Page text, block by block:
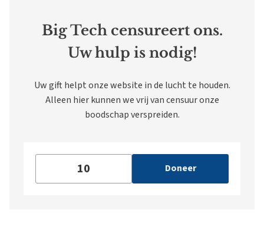
Big Tech censureert ons.
Uw hulp is nodig!
Uw gift helpt onze website in de lucht te houden.
Alleen hier kunnen we vrij van censuur onze
boodschap verspreiden.
Doneer